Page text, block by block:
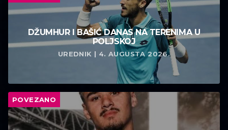
DŽUMHUR I BAŠIĆ DANAS NA TERENIMA U
POLJSKOJ
UREDNIK | 4. AUGUSTA 2026.
POVEZANO